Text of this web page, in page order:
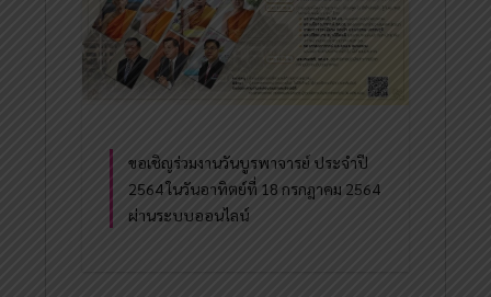
ขอเชิญร่วมงานวันบูรพาจารย์ ประจำปี
2564 ในวันอาทิตย์ที่ 18 กรกฎาคม 2564
ผ่านระบบออนไลน์